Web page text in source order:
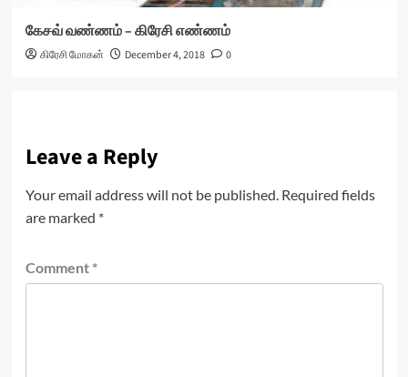
கேசவ் வண்ணம் – கிரேசி எண்ணம்
கிரேசி மோகன் December 4, 2018 0
Leave a Reply
Your email address will not be published. Required fields
are marked *
Comment *